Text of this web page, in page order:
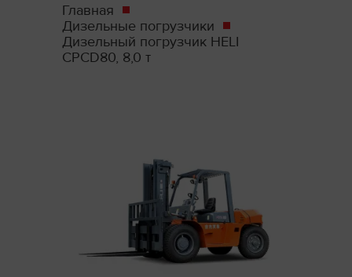
Главная
Дизельные погрузчики
Дизельный погрузчик HELI
CPCD80, 8,0 т